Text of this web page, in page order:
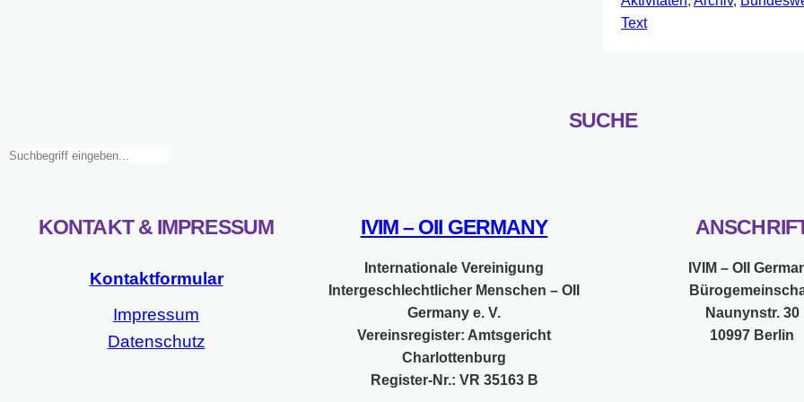
Text
SUCHE
Suchen
KONTAKT & IMPRESSUM
Kontaktformular
Impressum
Datenschutz
IVIM – OII GERMANY
Internationale Vereinigung
Intergeschlechtlicher Menschen – OII
Germany e. V.
Vereinsregister: Amtsgericht
Charlottenburg
Register-Nr.: VR 35163 B
IVIM – OII
Naunynstr. 30
10997 Berlin